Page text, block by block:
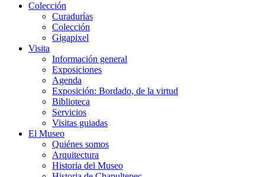
Colección
Curadurías
Colección
Gigapixel
Visita
Información general
Exposiciones
Agenda
Exposición: Bordado, de la virtud
Biblioteca
Servicios
Visitas guiadas
El Museo
Quiénes somos
Arquitectura
Historia del Museo